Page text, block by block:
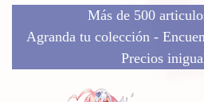
Más de 500
Agranda tu colección -
Precios